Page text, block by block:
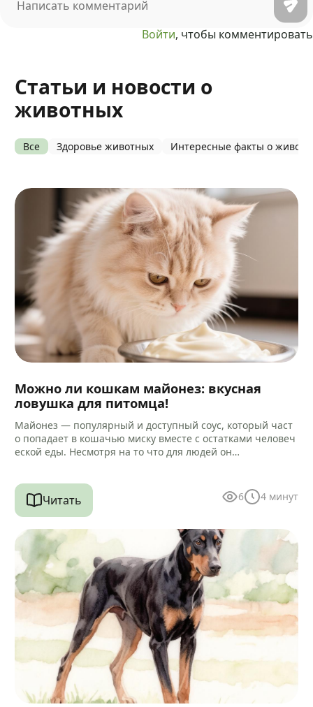
Войти, чтобы комментировать
Статьи и новости о
животных
Все Здоровье животных Интересные факты о
Можно ли кошкам майонез: вкусная
ловушка для питомца!
Майонез — популярный и доступный соус, который част
о попадает в кошачью миску вместе с остатками человеч
еской еды. Несмотря на то что для людей он…
Читать 6 4 минут